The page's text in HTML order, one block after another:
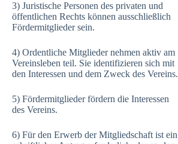
3) Juristische Personen des privaten und
öffentlichen Rechts können ausschließlich
Fördermitglieder sein.
4) Ordentliche Mitglieder nehmen aktiv am
Vereinsleben teil. Sie identifizieren sich mit
den Interessen und dem Zweck des Vereins.
5) Fördermitglieder fördern die Interessen
des Vereins.
6) Für den Erwerb der Mitgliedschaft ist ein